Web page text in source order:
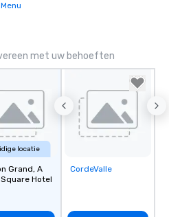
met uw behoeften
locatie
Grand, A
Hotel
Removed from
CordeValle